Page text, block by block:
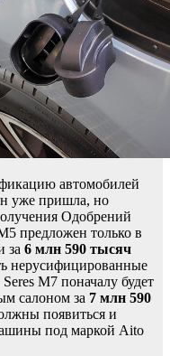
автомобилей
уже пришла, но
Одобрений
предложен только в
за 6 млн 590 тысяч
нерусифицированные
M7 поначалу будет
салоном за 7 млн 590
появиться и
под маркой Aito